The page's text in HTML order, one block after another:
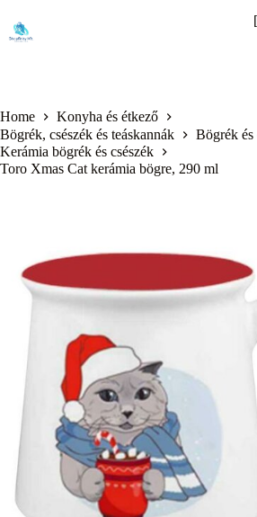
content
Home
Konyha és étkező
Bögrék, csészék és teáskannák
Bögrék és
Kerámia bögrék és csészék
Toro Xmas Cat kerámia bögre, 290 ml